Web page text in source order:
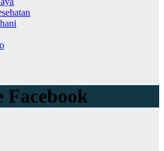
Facebook